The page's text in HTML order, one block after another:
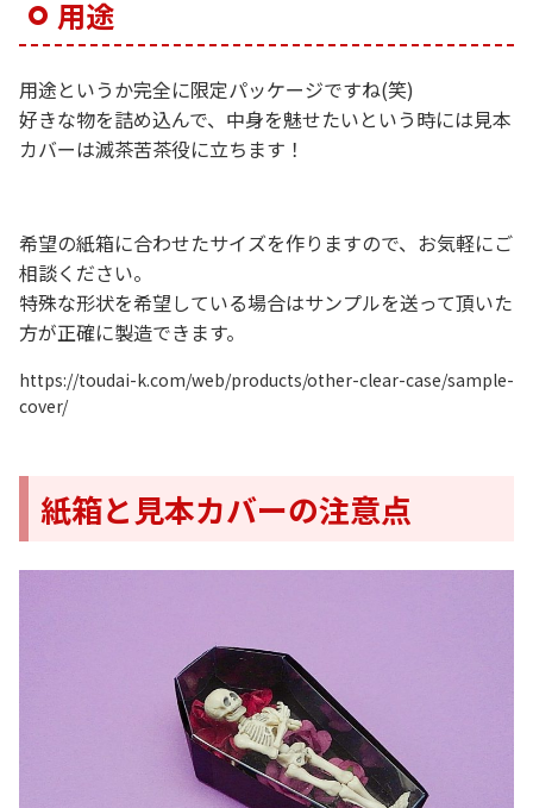
用途
用途というか完全に限定パッケージですね(笑)
好きな物を詰め込んで、中身を魅せたいという時には見本
カバーは滅茶苦茶役に立ちます！
希望の紙箱に合わせたサイズを作りますので、お気軽にご
相談ください。
特殊な形状を希望している場合はサンプルを送って頂いた
方が正確に製造できます。
https://toudai-k.com/web/products/other-clear-case/sample-
cover/
紙箱と見本カバーの注意点